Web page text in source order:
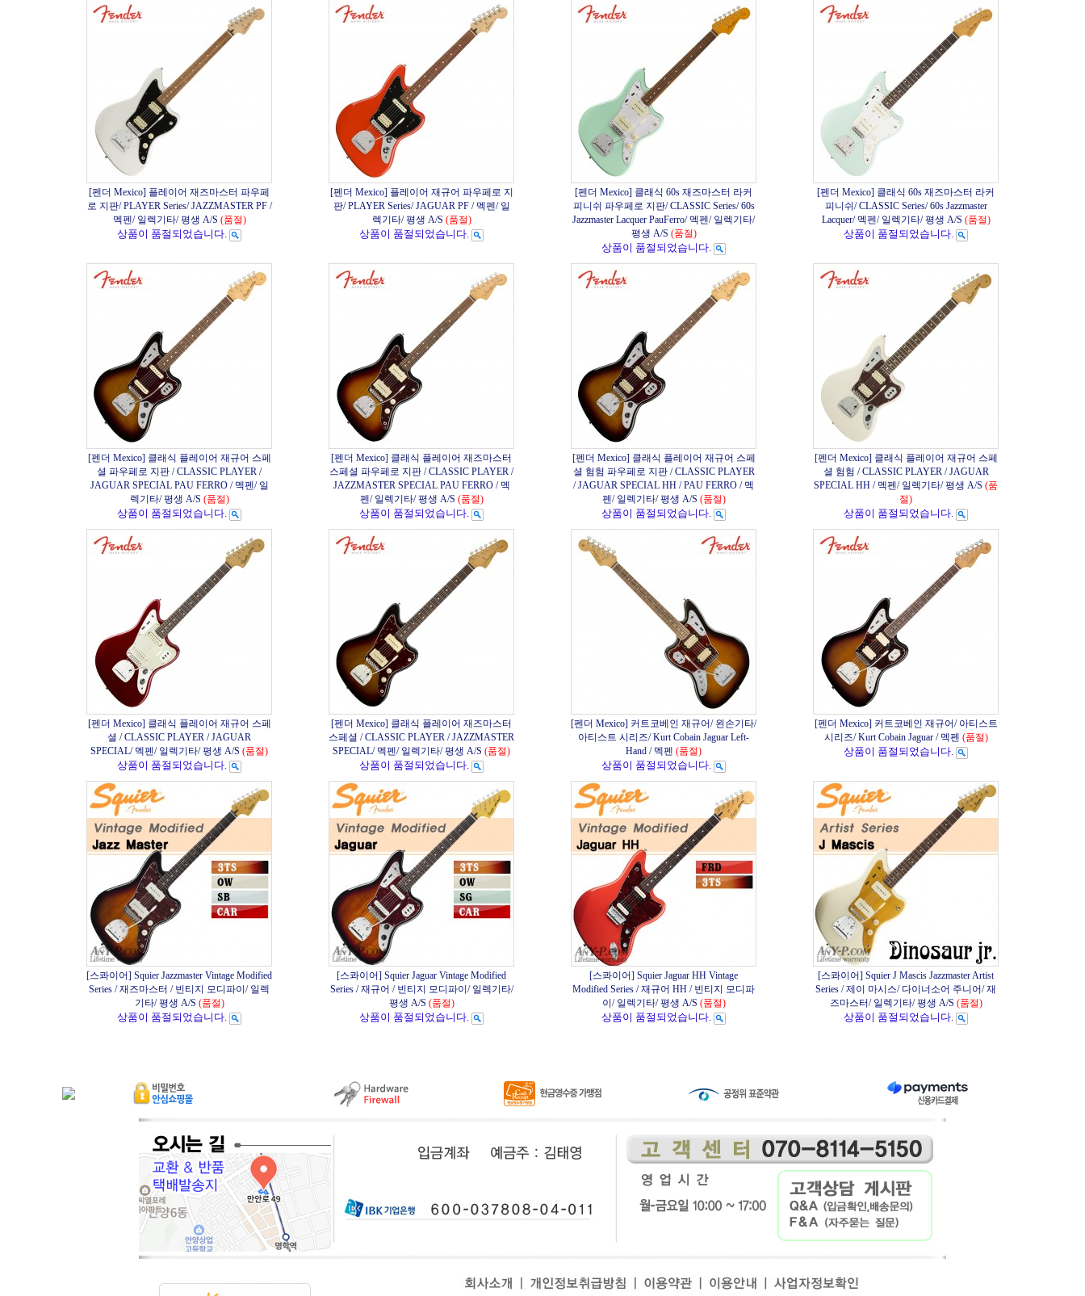
[펜더 Mexico] 플레이어 재즈마스터 파우페
로 지판/ PLAYER Series/ JAZZMASTER PF /
멕펜/ 일렉기타/ 평생 A/S (품절)
상품이 품절되었습니다.
[펜더 Mexico] 플레이어 재규어 파우페로 지
판/ PLAYER Series/ JAGUAR PF / 멕펜/ 일
렉기타/ 평생 A/S (품절)
상품이 품절되었습니다.
[펜더 Mexico] 클래식 60s 재즈마스터 라커
피니쉬 파우페로 지판/ CLASSIC Series/ 60s
Jazzmaster Lacquer PauFerro/ 멕펜/ 일렉기타/
평생 A/S (품절)
상품이 품절되었습니다.
[펜더 Mexico] 클래식 60s 재즈마스터 라커
피니쉬/ CLASSIC Series/ 60s Jazzmaster
Lacquer/ 멕펜/ 일렉기타/ 평생 A/S (품절)
상품이 품절되었습니다.
[펜더 Mexico] 클래식 플레이어 재규어 스페
셜 파우페로 지판 / CLASSIC PLAYER /
JAGUAR SPECIAL PAU FERRO / 멕펜/ 일
렉기타/ 평생 A/S (품절)
상품이 품절되었습니다.
[펜더 Mexico] 클래식 플레이어 재즈마스터
스페셜 파우페로 지판 / CLASSIC PLAYER /
JAZZMASTER SPECIAL PAU FERRO / 멕
펜/ 일렉기타/ 평생 A/S (품절)
상품이 품절되었습니다.
[펜더 Mexico] 클래식 플레이어 재규어 스페
셜 험험 파우페로 지판 / CLASSIC PLAYER
/ JAGUAR SPECIAL HH / PAU FERRO / 멕
펜/ 일렉기타/ 평생 A/S (품절)
상품이 품절되었습니다.
[펜더 Mexico] 클래식 플레이어 재규어 스페
셜 험험 / CLASSIC PLAYER / JAGUAR
SPECIAL HH / 멕펜/ 일렉기타/ 평생 A/S (품
절)
상품이 품절되었습니다.
[펜더 Mexico] 클래식 플레이어 재규어 스페
셜 / CLASSIC PLAYER / JAGUAR
SPECIAL/ 멕펜/ 일렉기타/ 평생 A/S (품절)
상품이 품절되었습니다.
[펜더 Mexico] 클래식 플레이어 재즈마스터
스페셜 / CLASSIC PLAYER / JAZZMASTER
SPECIAL/ 멕펜/ 일렉기타/ 평생 A/S (품절)
상품이 품절되었습니다.
[펜더 Mexico] 커트코베인 재규어/ 왼손기타/
아티스트 시리즈/ Kurt Cobain Jaguar Left-
Hand / 멕펜 (품절)
상품이 품절되었습니다.
[펜더 Mexico] 커트코베인 재규어/ 아티스트
시리즈/ Kurt Cobain Jaguar / 멕펜 (품절)
상품이 품절되었습니다.
[스콰이어] Squier Jazzmaster Vintage Modified
Series / 재즈마스터 / 빈티지 모디파이/ 일렉
기타/ 평생 A/S (품절)
상품이 품절되었습니다.
[스콰이어] Squier Jaguar Vintage Modified
Series / 재규어 / 빈티지 모디파이/ 일렉기타/
평생 A/S (품절)
상품이 품절되었습니다.
[스콰이어] Squier Jaguar HH Vintage
Modified Series / 재규어 HH / 빈티지 모디파
이/ 일렉기타/ 평생 A/S (품절)
상품이 품절되었습니다.
[스콰이어] Squier J Mascis Jazzmaster Artist
Series / 제이 마시스/ 다이너소어 주니어/ 재
즈마스터/ 일렉기타/ 평생 A/S (품절)
상품이 품절되었습니다.